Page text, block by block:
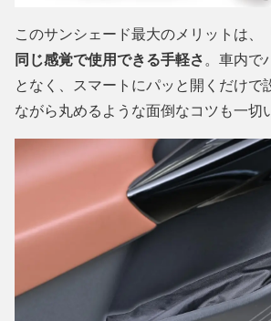
このサンシェード最大のメリットは、
同じ感覚で使用できる手軽さ 。車内で
となく、スマートにパッと開くだけで
ながら丸めるような面倒なコツも一切